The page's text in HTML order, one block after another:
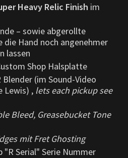
Heavy Relic Finish im
– sowie abgerollte
Hand noch angenehmer
lassen
Shop Halsplatte
(im Sound-Video
Lewis) , lets each pickup see
Bleed, Greasebucket Tone
mit Fret Ghosting
"R Serial" Serie Nummer